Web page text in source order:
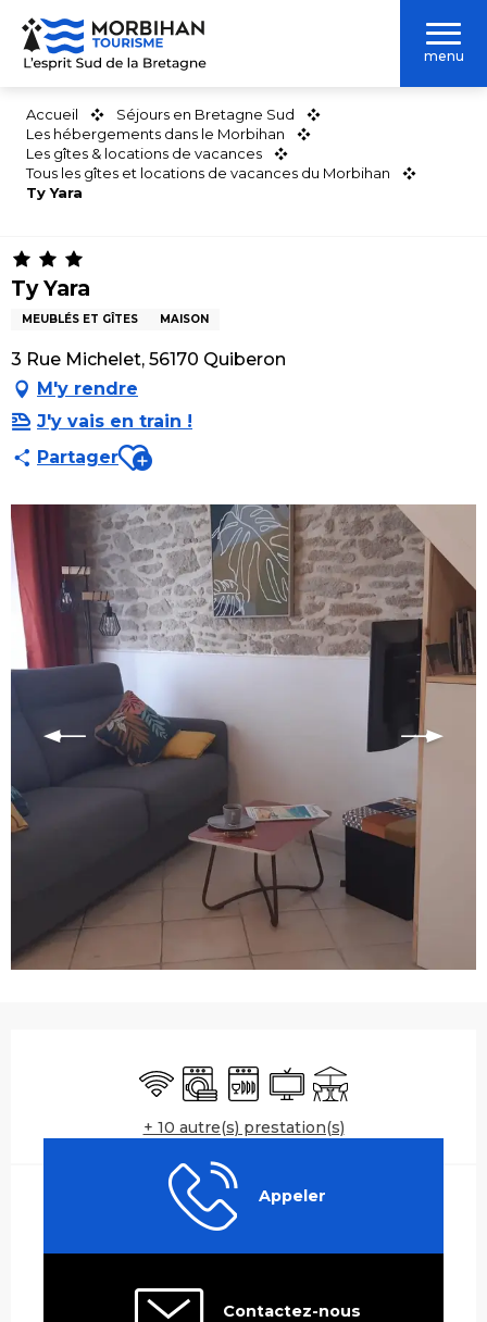
Aller
contenu
menu
Accueil
Séjours en Bretagne Sud
Les hébergements dans le Morbihan
Les gîtes & locations de vacances
Tous les gîtes et locations de vacances du Morbihan
Ty Yara
Ty Yara
MEUBLÉS ET GÎTES MAISON
3 Rue Michelet, 56170 Quiberon
M'y rendre
J'y vais en train !
PartagerAjouter aux favoris
WiFi Lave lingeLave vaisselle
Télévision
Terrasse
+ 10 autre(s) prestation(s)
Appeler
Contactez-nous